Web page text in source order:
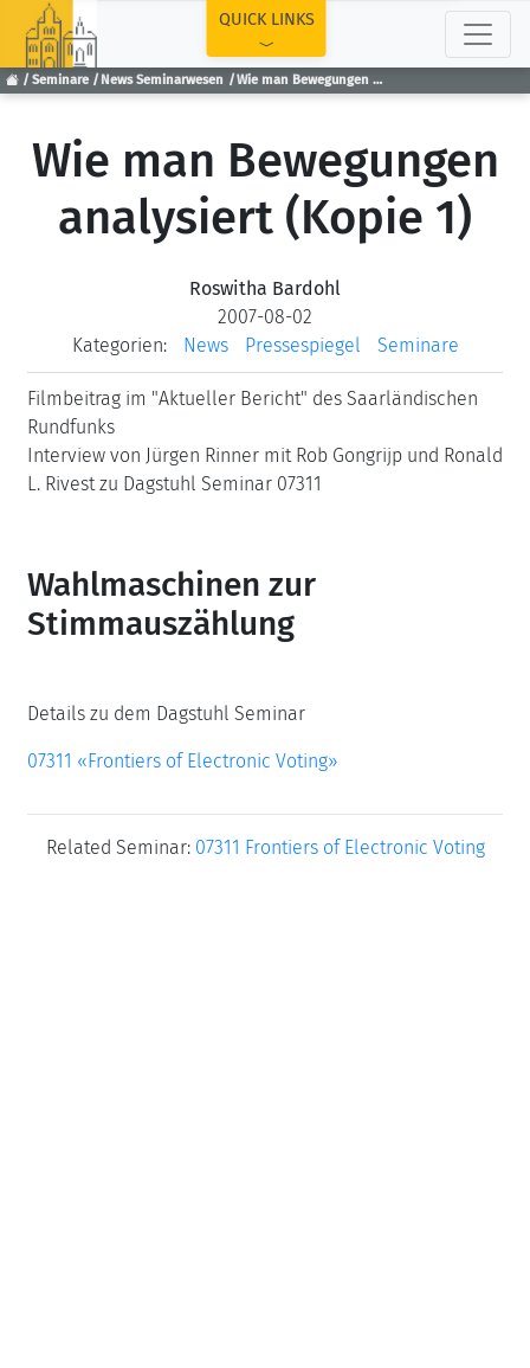
Seminare News Seminarwesen Wie man Bewegungen analysiert (Kopie 1)
QUICK LINKS
Wie man Bewegungen
analysiert (Kopie 1)
Roswitha Bardohl
2007-08-02
Kategorien:
News Pressespiegel Seminare
Filmbeitrag im "Aktueller Bericht" des Saarländischen
Rundfunks
Interview von Jürgen Rinner mit Rob Gongrijp und Ronald
L. Rivest zu Dagstuhl Seminar 07311
Wahlmaschinen zur
Stimmauszählung
Details zu dem Dagstuhl Seminar
07311 «Frontiers of Electronic Voting»
Related Seminar: 07311 Frontiers of Electronic Voting